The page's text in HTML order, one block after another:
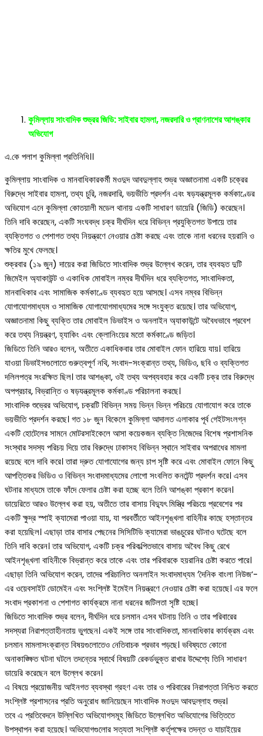
কুমিল্লায় সাংবাদিক শুভ্রর জিডি: সাইবার হামলা, নজরদারি ও প্রাণনাশের আশঙ্কার
অভিযোগ
এ.কে পলাশ কুমিল্লা প্রতিনিধি।।
কুমিল্লায় সাংবাদিক ও মানবাধিকারকর্মী মওদুদ আবদুল্লাহ শুভ্র অজ্ঞাতনামা একটি চক্রের
বিরুদ্ধে সাইবার হামলা, তথ্য চুরি, নজরদারি, ভয়ভীতি প্রদর্শন এবং ষড়যন্ত্রমূলক কর্মকাণ্ডের
অভিযোগ এনে কুমিল্লা কোতয়ালী মডেল থানায় একটি সাধারণ ডায়েরি (জিডি) করেছেন।
তিনি দাবি করেছেন, একটি সংঘবদ্ধ চক্র দীর্ঘদিন ধরে বিভিন্ন প্রযুক্তিগত উপায়ে তার
ব্যক্তিগত ও পেশাগত তথ্য নিয়ন্ত্রণে নেওয়ার চেষ্টা করছে এবং তাকে নানা ধরনের হয়রানি ও
ক্ষতির মুখে ফেলছে।
শুক্রবার (১৯ জুন) দায়ের করা জিডিতে সাংবাদিক শুভ্র উল্লেখ করেন, তার ব্যবহৃত দুটি
জিমেইল অ্যাকাউন্ট ও একাধিক মোবাইল নম্বর দীর্ঘদিন ধরে ব্যক্তিগত, সাংবাদিকতা,
মানবাধিকার এবং সামাজিক কর্মকাণ্ডে ব্যবহৃত হয়ে আসছে। এসব নম্বর বিভিন্ন
যোগাযোগমাধ্যম ও সামাজিক যোগাযোগমাধ্যমের সঙ্গে সংযুক্ত রয়েছে। তার অভিযোগ,
অজ্ঞাতনামা কিছু ব্যক্তি তার মোবাইল ডিভাইস ও অনলাইন অ্যাকাউন্টে অবৈধভাবে প্রবেশ
করে তথ্য নিয়ন্ত্রণ, হ্যাকিং এবং ক্লোনিংয়ের মতো কর্মকাণ্ডে জড়িত।
জিডিতে তিনি আরও বলেন, অতীতে একাধিকবার তার মোবাইল ফোন হারিয়ে যায়। হারিয়ে
যাওয়া ডিভাইসগুলোতে গুরুত্বপূর্ণ নথি, সংবাদ-সংক্রান্ত তথ্য, ভিডিও, ছবি ও ব্যক্তিগত
দলিলপত্র সংরক্ষিত ছিল। তার আশঙ্কা, ওই তথ্য অপব্যবহার করে একটি চক্র তার বিরুদ্ধে
অপপ্রচার, বিভ্রান্তি ও ষড়যন্ত্রমূলক কর্মকাণ্ড পরিচালনা করছে।
সাংবাদিক শুভ্রের অভিযোগ, চক্রটি বিভিন্ন সময় ভিন্ন ভিন্ন পরিচয়ে যোগাযোগ করে তাকে
ভয়ভীতি প্রদর্শন করছে। গত ১৮ জুন বিকেলে কুমিল্লা আদালত এলাকার পূর্ব গেইটসংলগ্ন
একটি হোটেলের সামনে মোটরসাইকেলে আসা কয়েকজন ব্যক্তি নিজেদের বিশেষ প্রশাসনিক
সংস্থার সদস্য পরিচয় দিয়ে তার বিরুদ্ধে ঢাকাসহ বিভিন্ন স্থানে সাইবার অপরাধের মামলা
রয়েছে বলে দাবি করে। তারা দ্রুত যোগাযোগের জন্য চাপ সৃষ্টি করে এবং মোবাইল ফোনে কিছু
আপত্তিকর ভিডিও ও বিভিন্ন সংবাদমাধ্যমের লোগো সংবলিত কনটেন্ট প্রদর্শন করে। এসব
ঘটনার মাধ্যমে তাকে ফাঁদে ফেলার চেষ্টা করা হচ্ছে বলে তিনি আশঙ্কা প্রকাশ করেন।
ডায়েরিতে আরও উল্লেখ করা হয়, অতীতে তার বাসায় বিদ্যুৎ মিস্ত্রি পরিচয়ে প্রবেশের পর
একটি ক্ষুদ্র স্পাই ক্যামেরা পাওয়া যায়, যা পরবর্তীতে আইনশৃঙ্খলা বাহিনীর কাছে হস্তান্তর
করা হয়েছিল। এছাড়া তার বাসার পেছনের সিসিটিভি ক্যামেরা ভাঙচুরের ঘটনাও ঘটেছে বলে
তিনি দাবি করেন। তার অভিযোগ, একটি চক্র পরিকল্পিতভাবে বাসায় অবৈধ কিছু রেখে
আইনশৃঙ্খলা বাহিনীকে বিভ্রান্ত করে তাকে এবং তার পরিবারকে হয়রানির চেষ্টা করতে পারে।
এছাড়া তিনি অভিযোগ করেন, তাদের পরিচালিত অনলাইন সংবাদমাধ্যম ‘দৈনিক বাংলা নিউজ’-
এর ওয়েবসাইট ডোমেইন এবং সংশ্লিষ্ট ইমেইল নিয়ন্ত্রণে নেওয়ার চেষ্টা করা হয়েছে। এর ফলে
সংবাদ প্রকাশনা ও পেশাগত কার্যক্রমে নানা ধরনের জটিলতা সৃষ্টি হচ্ছে।
জিডিতে সাংবাদিক শুভ্র বলেন, দীর্ঘদিন ধরে চলমান এসব ঘটনায় তিনি ও তার পরিবারের
সদস্যরা নিরাপত্তাহীনতায় ভুগছেন। একই সঙ্গে তার সাংবাদিকতা, মানবাধিকার কার্যক্রম এবং
চলমান মামলাসংক্রান্ত বিষয়গুলোতেও নেতিবাচক প্রভাব পড়ছে। ভবিষ্যতে কোনো
অনাকাঙ্ক্ষিত ঘটনা ঘটলে তদন্তের স্বার্থে বিষয়টি রেকর্ডভুক্ত রাখার উদ্দেশ্যে তিনি সাধারণ
ডায়েরি করেছেন বলে উল্লেখ করেন।
এ বিষয়ে প্রয়োজনীয় আইনগত ব্যবস্থা গ্রহণ এবং তার ও পরিবারের নিরাপত্তা নিশ্চিত করতে
সংশ্লিষ্ট প্রশাসনের প্রতি অনুরোধ জানিয়েছেন সাংবাদিক মওদুদ আবদুল্লাহ শুভ্র।
তবে এ প্রতিবেদনে উল্লিখিত অভিযোগসমূহ জিডিতে উল্লেখিত অভিযোগের ভিত্তিতে
উপস্থাপন করা হয়েছে। অভিযোগগুলোর সত্যতা সংশ্লিষ্ট কর্তৃপক্ষের তদন্ত ও যাচাইয়ের